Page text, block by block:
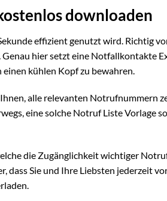
downloaden
effizient genutzt wird. Richtig
hier setzt eine Notfallkontakte
kühlen Kopf zu bewahren.
alle relevanten Notrufnummern
eine solche Notruf Liste Vorlage
die Zugänglichkeit wichtiger
dass Sie und Ihre Liebsten jederzeit